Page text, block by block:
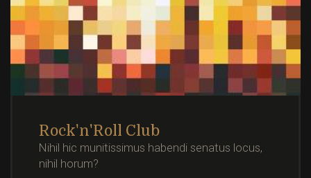
Rock'n'Roll Club
Nihil hic munitissimus habendi senatus locus,
nihil horum?